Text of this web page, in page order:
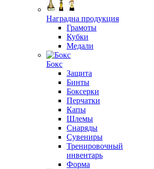
Наградна продукция
Грамоты
Кубки
Медали
Бокс
Защита
Бинты
Боксерки
Перчатки
Капы
Шлемы
Снаряды
Сувениры
Тренировочный
инвентарь
Форма